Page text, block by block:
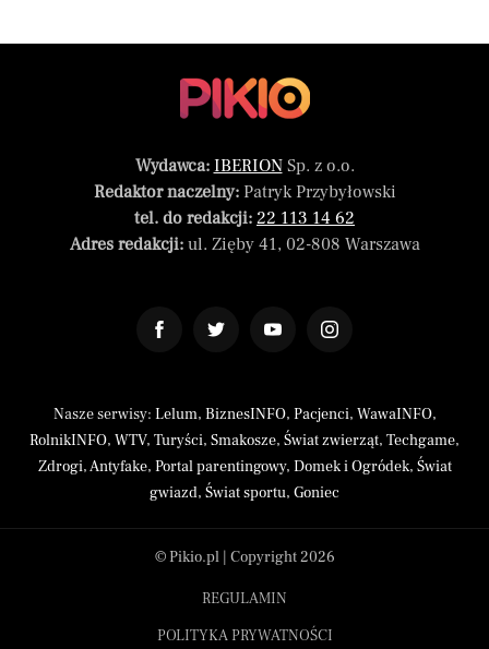
Wydawca: IBERIONSp. z o.o.
Redaktor naczelny:Patryk Przybyłowski
tel. do redakcji: 22 113 14 62
Adres redakcji:ul. Zięby 41, 02-808 Warszawa
Nasze serwisy: Lelum, BiznesINFO, Pacjenci, WawaINFO,
RolnikINFO, WTV, Turyści, Smakosze, Świat zwierząt, Techgame,
Zdrogi,Antyfake, Portal parentingowy, Domek i Ogródek, Świat
gwiazd, Świat sportu, Goniec
© Pikio.pl | Copyright 2026
REGULAMIN
POLITYKA PRYWATNOŚCI